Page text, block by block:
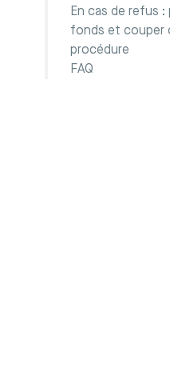
En cas de refus :
fonds et couper
procédure
FAQ